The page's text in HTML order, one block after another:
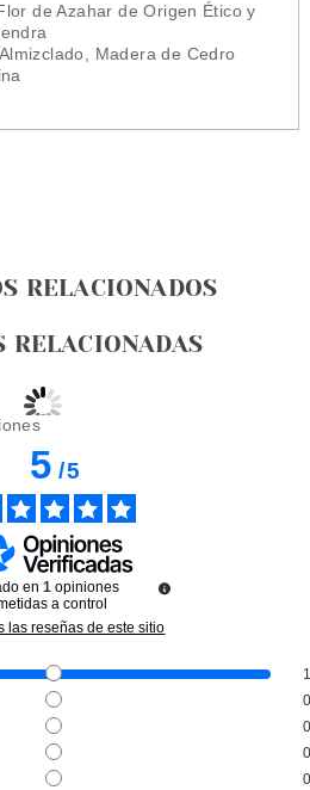
de Azahar de Origen Ético y
Madera de Cedro
RELACIONADOS
RELACIONADAS
MIYAKE
L´EAU D´ISSEY
ROSE EDP 90 ML
5/5
en 1 opiniones
a control
las reseñas de este sitio